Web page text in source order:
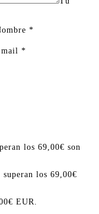
*
*
los 69,00€ son
los 69,00€
EUR.